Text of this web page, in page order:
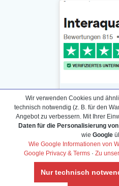
Widerrufs­recht /
AGB
Umwelt und
Wir verwenden Cookies und
technisch notwendig (z. B. für den
Angebot zu verbessern. Mit Ihrer
Daten für die Personalisierung
wie Google
Wie Google Informationen von
Google Privacy & Terms · Zu
Nur technisch